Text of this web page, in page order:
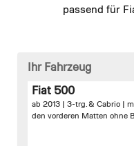
passend für
beginning
Ihr Fahrzeug
Fiat 500
ab 2013 | 3-trg. & Cabrio |
den vorderen Matten ohne